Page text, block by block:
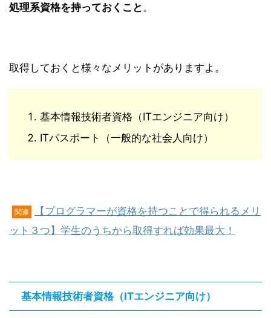
処理系資格を持っておくこと 。
取得しておくと様々なメリットがありますよ。
基本情報技術者資格（ITエンジニア向け）
ITパスポート（一般的な社会人向け）
関連
【プログラマーが資格を持つことで得られるメリ
ット３つ】学生のうちから取得すれば効果最大！
基本情報技術者資格（ITエンジニア向け）